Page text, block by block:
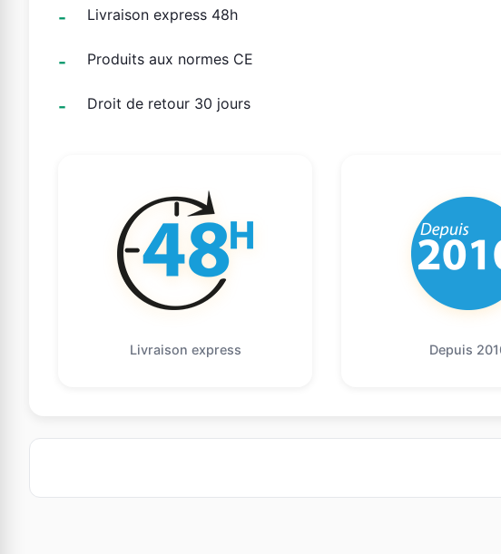
Livraison express 48h
Produits aux normes CE
Droit de retour 30 jours
Livraison express Depuis